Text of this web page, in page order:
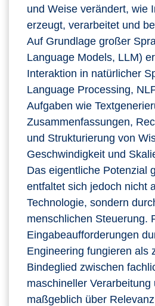
und Weise verändert, wie
erzeugt, verarbeitet und
Auf Grundlage großer
Language Models, LLM)
Interaktion in natürlicher
Language Processing,
Aufgaben wie
Zusammenfassungen,
und Strukturierung von
Geschwindigkeit und
Das eigentliche Potenzial
entfaltet sich jedoch nicht
Technologie, sondern
menschlichen Steuerung.
Eingabeaufforderungen
Engineering fungieren als
Bindeglied zwischen
maschineller Verarbeitung
maßgeblich über